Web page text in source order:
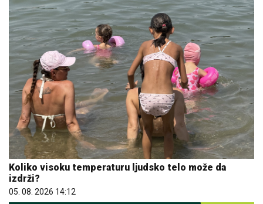
Koliko visoku temperaturu ljudsko telo može da
izdrži?
05. 08. 2026 14:12